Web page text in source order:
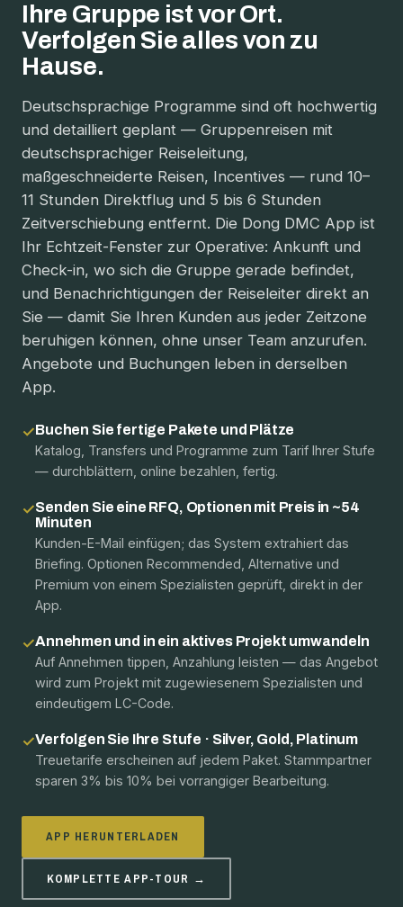
Ihre Gruppe ist vor Ort.
Verfolgen Sie alles von zu
Hause.
Deutschsprachige Programme sind oft hochwertig
und detailliert geplant — Gruppenreisen mit
deutschsprachiger Reiseleitung,
maßgeschneiderte Reisen, Incentives — rund 10–
11 Stunden Direktflug und 5 bis 6 Stunden
Zeitverschiebung entfernt. Die Dong DMC App ist
Ihr Echtzeit-Fenster zur Operative: Ankunft und
Check-in, wo sich die Gruppe gerade befindet,
und Benachrichtigungen der Reiseleiter direkt an
Sie — damit Sie Ihren Kunden aus jeder Zeitzone
beruhigen können, ohne unser Team anzurufen.
Angebote und Buchungen leben in derselben
App.
✓Buchen Sie fertige Pakete und Plätze
Katalog, Transfers und Programme zum Tarif Ihrer Stufe
— durchblättern, online bezahlen, fertig.
✓Senden Sie eine RFQ, Optionen mit Preis in ~54
Minuten
Kunden-E-Mail einfügen; das System extrahiert das
Briefing. Optionen Recommended, Alternative und
Premium von einem Spezialisten geprüft, direkt in der
App.
✓Annehmen und in ein aktives Projekt umwandeln
Auf Annehmen tippen, Anzahlung leisten — das Angebot
wird zum Projekt mit zugewiesenem Spezialisten und
eindeutigem LC-Code.
✓Verfolgen Sie Ihre Stufe · Silver, Gold, Platinum
Treuetarife erscheinen auf jedem Paket. Stammpartner
sparen 3% bis 10% bei vorrangiger Bearbeitung.
APP HERUNTERLADEN
KOMPLETTE APP-TOUR →